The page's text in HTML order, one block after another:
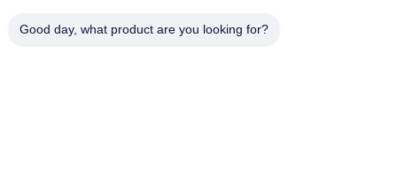
Tags:
Good day, what product are you looking for?